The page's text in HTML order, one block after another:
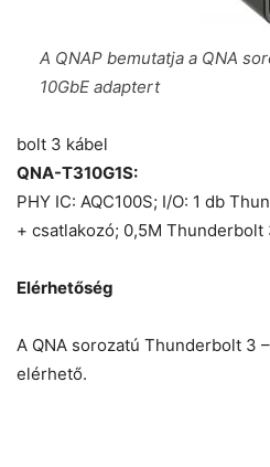
A QNAP bemutatja a QNA
10GbE adaptert
bolt 3 kábel
QNA-T310G1S:
PHY IC: AQC100S; I/O: 1 db
+ csatlakozó; 0,5M Thunderbolt
Elérhetőség
A QNA sorozatú Thunderbolt 3
elérhető.